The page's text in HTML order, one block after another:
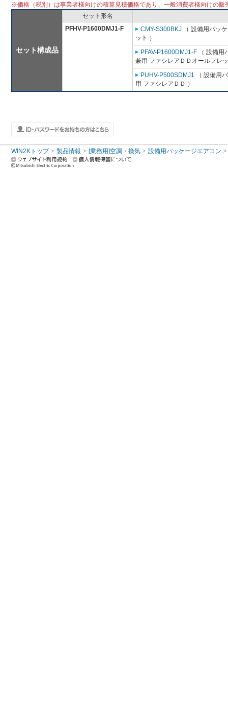
※価格（税別）は事業者様向けの積算見積価格であり、一般消費者様向けの販
セット構成品
セット形名
PFHV-P1600DMJ1-F
CMY-S300BKJ （ 設備用パッ
ット ）
PFAV-P1600DMJ1-F （ 設備用
兼用 ファシレアＤＤオールフレ
PUHV-P500SDMJ1 （ 設備用
用 ファシレアＤＤ ）
WIN2Kトップ 製品情報 [業務用]空調・換気 設備用パッケージエアコン